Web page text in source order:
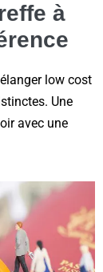
à
low cost
Une
avec une